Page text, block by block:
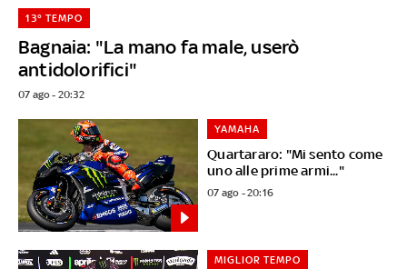
Bagnaia: "La mano fa male, userò
antidolorifici"
13° TEMPO
07 ago - 20:32
Quartararo: "Mi sento come
uno alle prime armi..."
YAMAHA
07 ago - 20:16
MIGLIOR TEMPO